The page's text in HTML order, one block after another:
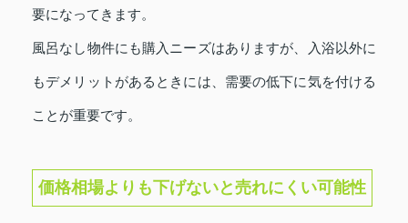
要になってきます。
風呂なし物件にも購入ニーズはありますが、入浴以外に
もデメリットがあるときには、需要の低下に気を付ける
ことが重要です。
価格相場よりも下げないと売れにくい可能性